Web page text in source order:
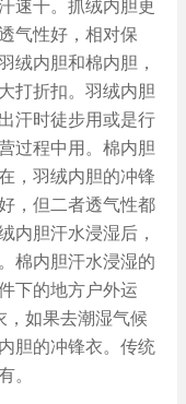
速干。抓绒内胆更
气性好，相对保
绒内胆和棉内胆，
打折扣。羽绒内胆
汗时徒步用或是行
过程中用。棉内胆
，羽绒内胆的冲锋
，但二者透气性都
内胆汗水浸湿后，
棉内胆汗水浸湿的
下的地方户外运
，如果去潮湿气候
胆的冲锋衣。传统
。